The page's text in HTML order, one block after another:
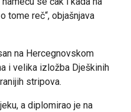
tome reč“, objašnjava
na Hercegnovskom
i velika izložba Dješkinih
stripova.
a diplomirao je na